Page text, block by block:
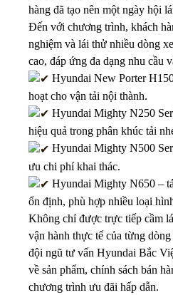
hàng đã tạo nên một ngày hội
Đến với chương trình, khách
nghiệm và lái thử nhiều dòng
cao, đáp ứng đa dạng nhu cầu
Hyundai New Porter
hoạt cho vận tải nội thành.
Hyundai Mighty N250
hiệu quả trong phân khúc tải
Hyundai Mighty N500
ưu chi phí khai thác.
Hyundai Mighty N650 –
ổn định, phù hợp nhiều loại
Không chỉ được trực tiếp cầm
vận hành thực tế của từng
đội ngũ tư vấn Hyundai Bắc
về sản phẩm, chính sách bán
chương trình ưu đãi hấp dẫn.